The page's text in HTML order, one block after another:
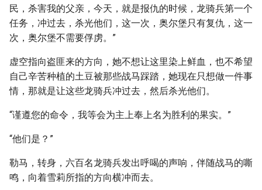
民，杀害我的父亲，今天，就是报仇的时候，龙骑兵第一个
任务，冲过去，杀光他们，这一次，奥尔堡只有复仇，这一
次，奥尔堡不需要俘虏。”
虚空指向盗匪来的方向，她不想让这里染上鲜血，也不希望
自己辛苦种植的土豆被那些战马踩踏，她现在只想做一件事
情，那就是让这些龙骑兵冲过去，然后杀光他们。
“谨遵您的命令，我等会为主上奉上名为胜利的果实。”
“他们是？”
勒马，转身，六百名龙骑兵发出呼喝的声响，伴随战马的嘶
鸣，向着雪莉所指的方向横冲而去。